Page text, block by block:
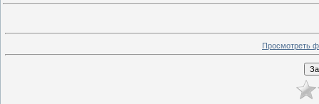
Просмотреть